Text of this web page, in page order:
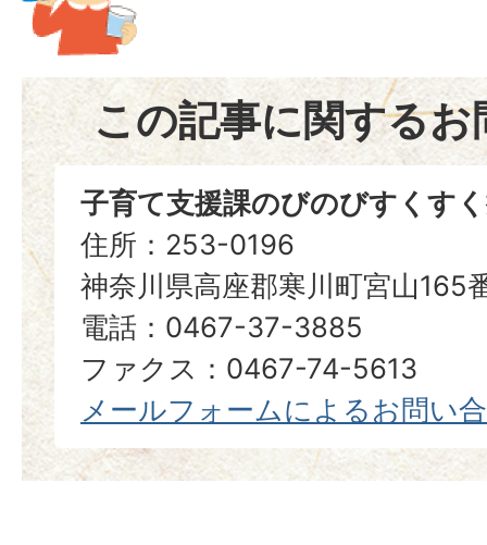
この記事に関するお
子育て支援課のびのびすくす
住所：253-0196
神奈川県高座郡寒川町宮山165
電話：0467-37-3885
ファクス：0467-74-5613
メールフォームによるお問い